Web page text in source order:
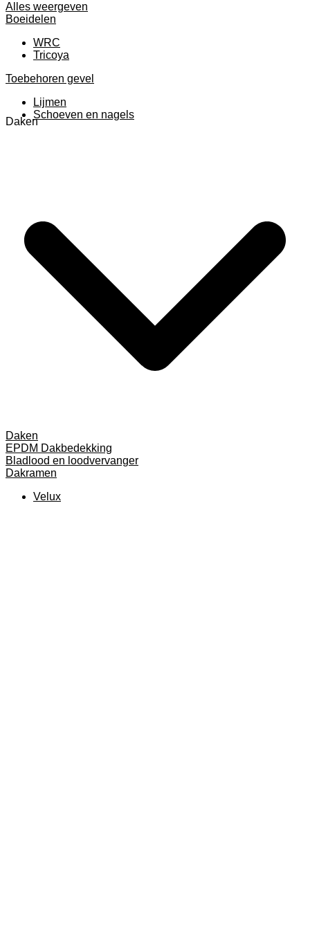
Alles weergeven
Boeidelen
WRC
Tricoya
Toebehoren gevel
Lijmen
Schoeven en nagels
Daken
Daken
EPDM Dakbedekking
Bladlood en loodvervanger
Dakramen
Velux